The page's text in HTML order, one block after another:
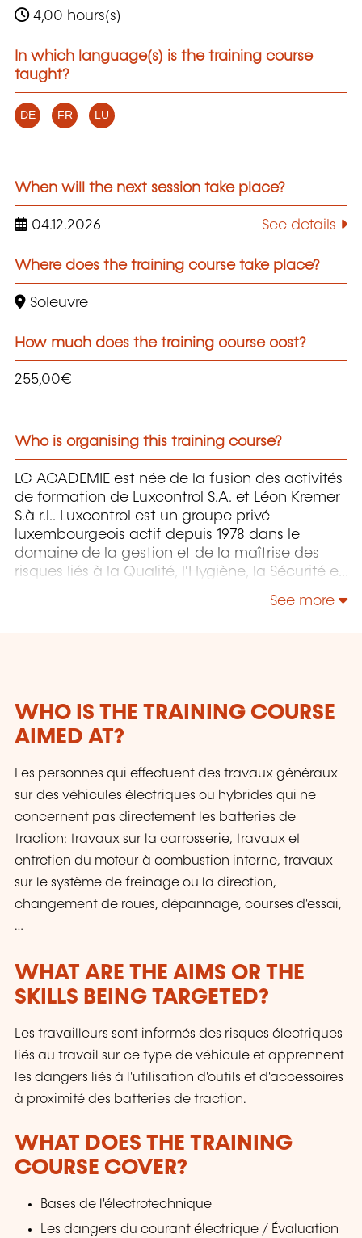
4,00 hours(s)
In which language(s) is the training course
taught?
DE FR LU
When will the next session take place?
04.12.2026 See details
Where does the training course take place?
Soleuvre
How much does the training course cost?
255,00€
Who is organising this training course?
LC ACADEMIE est née de la fusion des activités
de formation de Luxcontrol S.A. et Léon Kremer
S.à r.l.. Luxcontrol est un groupe privé
luxembourgeois actif depuis 1978 dans le
domaine de la gestion et de la maîtrise des
risques liés à la Qualité, l'Hygiène, la Sécurité et
See more
WHO IS THE TRAINING COURSE
AIMED AT?
Les personnes qui effectuent des travaux généraux
sur des véhicules électriques ou hybrides qui ne
concernent pas directement les batteries de
traction: travaux sur la carrosserie, travaux et
entretien du moteur à combustion interne, travaux
sur le système de freinage ou la direction,
changement de roues, dépannage, courses d'essai,
…
WHAT ARE THE AIMS OR THE
SKILLS BEING TARGETED?
Les travailleurs sont informés des risques électriques
liés au travail sur ce type de véhicule et apprennent
les dangers liés à l'utilisation d'outils et d'accessoires
à proximité des batteries de traction.
WHAT DOES THE TRAINING
COURSE COVER?
Bases de l'électrotechnique
Les dangers du courant électrique / Évaluation